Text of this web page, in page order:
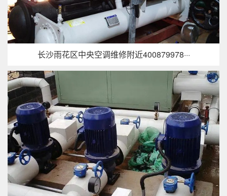
长沙雨花区中央空调维修附近400879978···